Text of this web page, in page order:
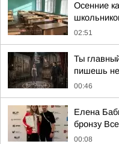
Осенние
02:51
Ты
пишешь
00:46
Елена
бронзу
00:08